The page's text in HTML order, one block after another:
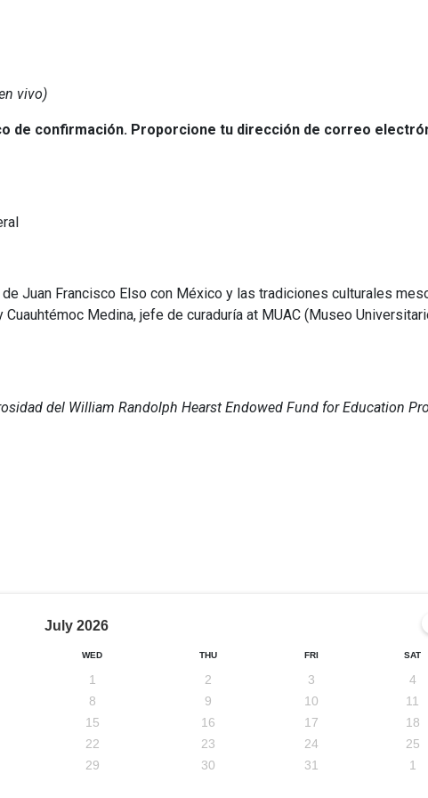
vivo)
de confirmación. Proporcione tu dirección de correo
Juan Francisco Elso con México y las tradiciones culturales
Medina, jefe de curaduría at MUAC (Museo
del William Randolph Hearst Endowed Fund for Education
July 2026
WED THU FRI SAT
1 2 3
4
8 9 10
11
15 16 17
18
22 23 24
25
29 30 31 1